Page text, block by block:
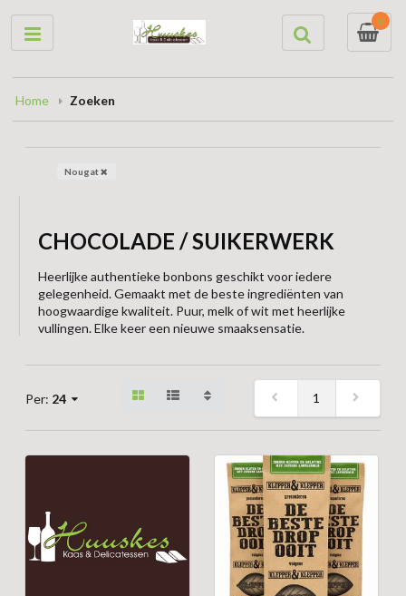
0
Home Zoeken
Nougat
CHOCOLADE / SUIKERWERK
Heerlijke authentieke bonbons geschikt voor iedere
gelegenheid. Gemaakt met de beste ingrediënten van
hoogwaardige kwaliteit. Puur, melk of wit met heerlijke
vullingen. Elke keer een nieuwe smaaksensatie.
Per: 24 1